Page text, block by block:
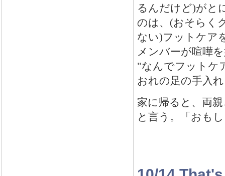
るんだけど)がと
のは、(おそらく
ない)フットケア
メンバーが喧嘩
"なんでフットケ
おれの足の手入
家に帰ると、両
と言う。「おも